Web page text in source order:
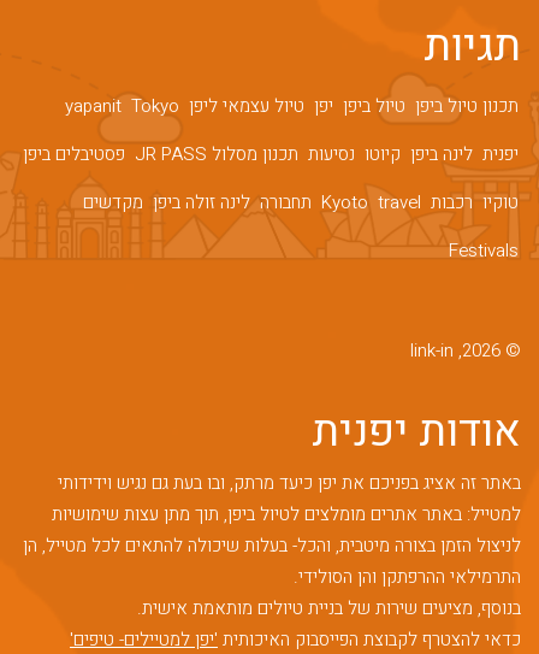
תגיות
תכנון טיול ביפן טיול ביפן יפן טיול עצמאי ליפן Tokyo
yapanit
יפנית לינה ביפן קיוטו נסיעות תכנון מסלול JR PASS
פסטיבלים ביפן
טוקיו רכבות travel
Kyoto תחבורה לינה זולה ביפן מקדשים
Festivals
© 2026, link-in
אודות יפנית
באתר זה אציג בפניכם את יפן כיעד מרתק, ובו בעת גם נגיש וידידותי
למטייל: באתר אתרים מומלצים לטיול ביפן, תוך מתן עצות שימושיות
לניצול הזמן בצורה מיטבית, והכל- בעלות שיכולה להתאים לכל מטייל, הן
התרמילאי ההרפתקן והן הסולידי.
בנוסף, מציעים שירות של בניית טיולים מותאמת אישית.
כדאי להצטרף לקבוצת הפייסבוק האיכותית 'יפן למטיילים- טיפים'